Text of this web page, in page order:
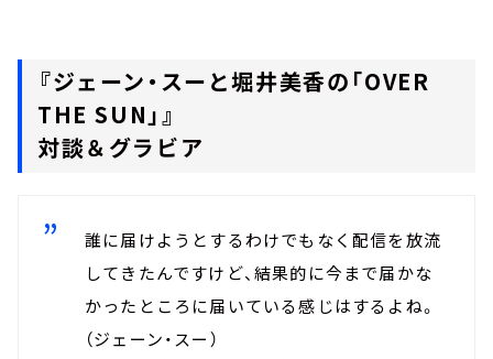
『ジェーン・スーと堀井美香の「OVER
THE SUN」』
対談＆グラビア
誰に届けようとするわけでもなく配信を放流
してきたんですけど、結果的に今まで届かな
かったところに届いている感じはするよね。
（ジェーン・スー）